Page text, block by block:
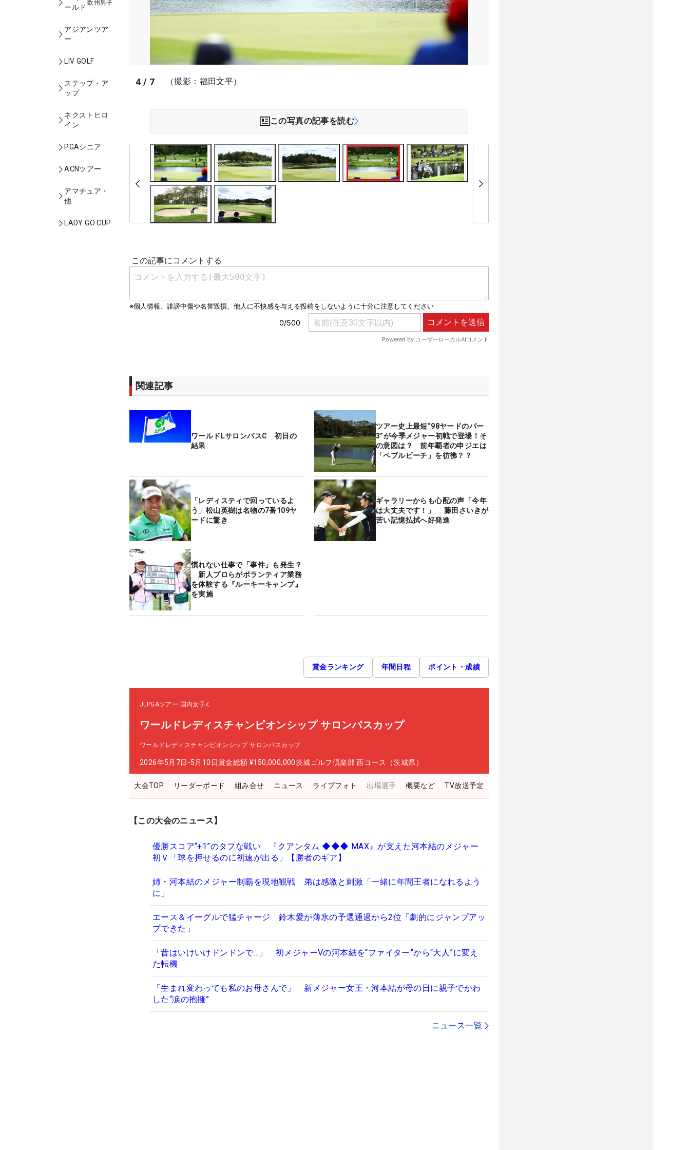
ールド
欧州男子
アジアンツア
ー
LIV GOLF
ステップ・ア
ップ
ネクストヒロ
イン
PGAシニア
ACNツアー
アマチュア・
他
LADY GO CUP
4 / 7 （撮影：福田文平）
この写真の記事を読む
関連記事
ワールドLサロンパスC 初日の
結果
ツアー史上最短“98ヤードのパー
3”が今季メジャー初戦で登場！そ
の意図は？ 前年覇者の申ジエは
「ペブルビーチ」を彷彿？？
「レディスティで回っているよ
う」松山英樹は名物の7番109ヤ
ードに驚き
ギャラリーからも心配の声「今年
は大丈夫です！」 藤田さいきが
苦い記憶払拭へ好発進
慣れない仕事で「事件」も発生？
新人プロらがボランティア業務
を体験する『ルーキーキャンプ』
を実施
賞金ランキング 年間日程 ポイント・成績
JLPGAツアー 国内女子
ワールドレディスチャンピオンシップ サロンパスカップ
ワールドレディスチャンピオンシップ サロンパスカップ
2026年5月7日-5月10日賞金総額 ¥150,000,000茨城ゴルフ倶楽部 西コース（茨城県）
大会TOP リーダーボード 組み合せ ニュース ライブフォト 出場選手 概要など TV放送予定
【この大会のニュース】
優勝スコア“+1”のタフな戦い 『クアンタム ◆◆◆ MAX』が支えた河本結のメジャー
初Ｖ「球を押せるのに初速が出る」【勝者のギア】
姉・河本結のメジャー制覇を現地観戦 弟は感激と刺激「一緒に年間王者になれるよう
に」
エース＆イーグルで猛チャージ 鈴木愛が薄氷の予選通過から2位「劇的にジャンプアッ
プできた」
「昔はいけいけドンドンで…」 初メジャーVの河本結を“ファイター”から“大人”に変え
た転機
「生まれ変わっても私のお母さんで」 新メジャー女王・河本結が母の日に親子でかわ
した“涙の抱擁”
ニュース一覧